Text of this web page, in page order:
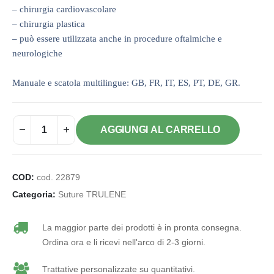
– chirurgia cardiovascolare
– chirurgia plastica
– può essere utilizzata anche in procedure oftalmiche e
neurologiche
Manuale e scatola multilingue: GB, FR, IT, ES, PT, DE, GR.
AGGIUNGI AL CARRELLO
COD: cod. 22879
Categoria: Suture TRULENE
La maggior parte dei prodotti è in pronta consegna.
Ordina ora e li ricevi nell'arco di 2-3 giorni.
Trattative personalizzate su quantitativi.